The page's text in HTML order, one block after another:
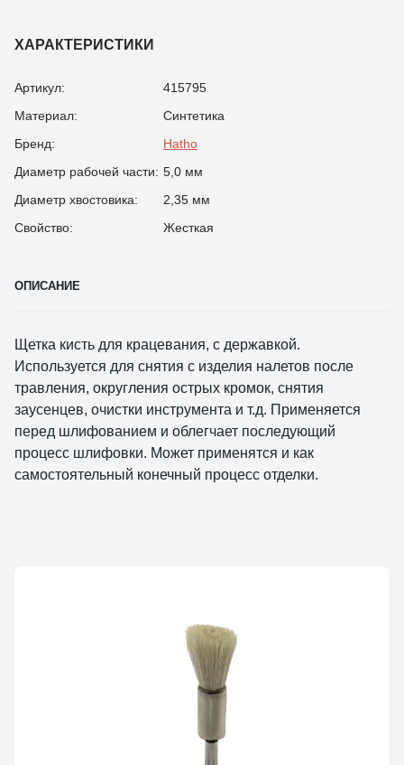
ХАРАКТЕРИСТИКИ
Артикул:
415795
Материал:
Синтетика
Бренд:
Hatho
Диаметр рабочей части: 5,0 мм
Диаметр хвостовика:
2,35 мм
Свойство:
Жесткая
ОПИСАНИЕ
Щетка кисть для крацевания, с державкой.
Используется для снятия с изделия налетов после
травления, округления острых кромок, снятия
заусенцев, очистки инструмента и т.д. Применяется
перед шлифованием и облегчает последующий
процесс шлифовки. Может применятся и как
самостоятельный конечный процесс отделки.